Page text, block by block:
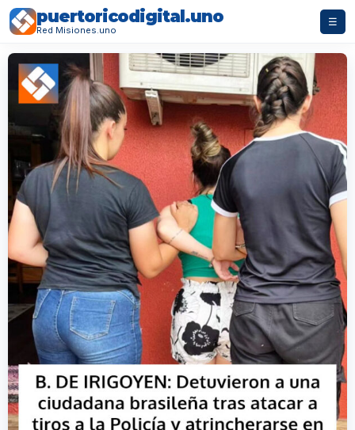
puertoricodigital.uno
Red Misiones.uno
☰